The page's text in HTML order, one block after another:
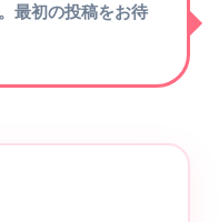
最初の投稿をお待